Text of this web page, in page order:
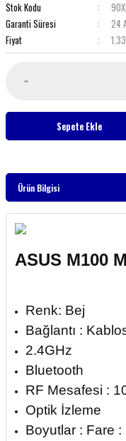
Stok Kodu
Garanti Süresi
24
Fiyat
Sepete Ekle
Ürün Bilgisi
ASUS M100
Renk: Bej
Bağlantı :
2.4GHz
Bluetooth
RF Mesafesi :
Optik İzleme
Boyutlar : Fare